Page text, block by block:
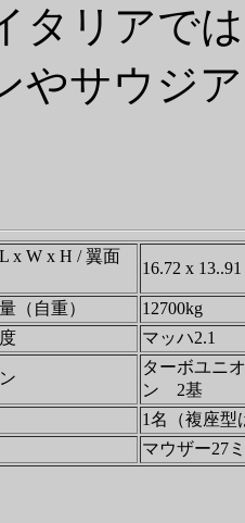
タリアで
やサウジ
x W x H / 翼面
16.72 x
（自重）
12700kg
マッハ2.1
ターボユニ
ン 2基
1名（複座型
マウザー27